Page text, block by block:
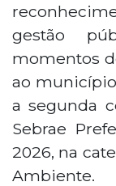
gestão
momentos
ao
a segunda
Sebrae
2026, na
Ambiente.